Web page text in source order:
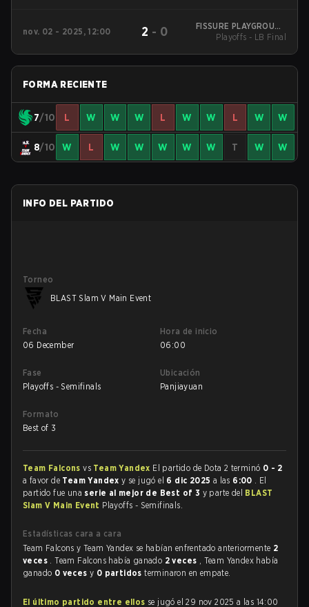
nov. 02 - 2025, 12:00 2 - 0
FISSURE PLAYGROUND
2
Playoffs - LB Final
FORMA RECIENTE
7/10 L W W W L W W L W W
8/10 W L W W W W W T W W
INFO DEL PARTIDO
Torneo
BLAST Slam V Main Event
Fecha
06 December
Hora de inicio
06:00
Fase
Playoffs - Semifinals
Ubicación
Panjiayuan
Formato
Best of 3
Team Falconsvs Team Yandex El partido de Dota 2 terminó 0 - 2
a favor de Team Yandexy se jugó el 6 dic 2025 a las 6:00 . El
partido fue una serie al mejor de Best of 3 y parte del BLAST
Slam V Main Event Playoffs - Semifinals.
Estadísticas cara a cara
Team Falcons y Team Yandex se habían enfrentado anteriormente 2
veces . Team Falcons había ganado 2 veces , Team Yandex había
ganado 0 vecesy 0 partidosterminaron en empate.
El último partido entre ellos se jugó el 29 nov 2025 a las 14:00